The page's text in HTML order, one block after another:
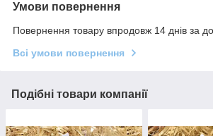
Умови повернення
Повернення товару впродовж 14 днів за
Всі умови повернення
Подібні товари компанії